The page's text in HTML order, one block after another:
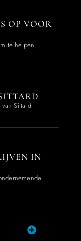
OP VOOR
te helpen.
Sittard
IN